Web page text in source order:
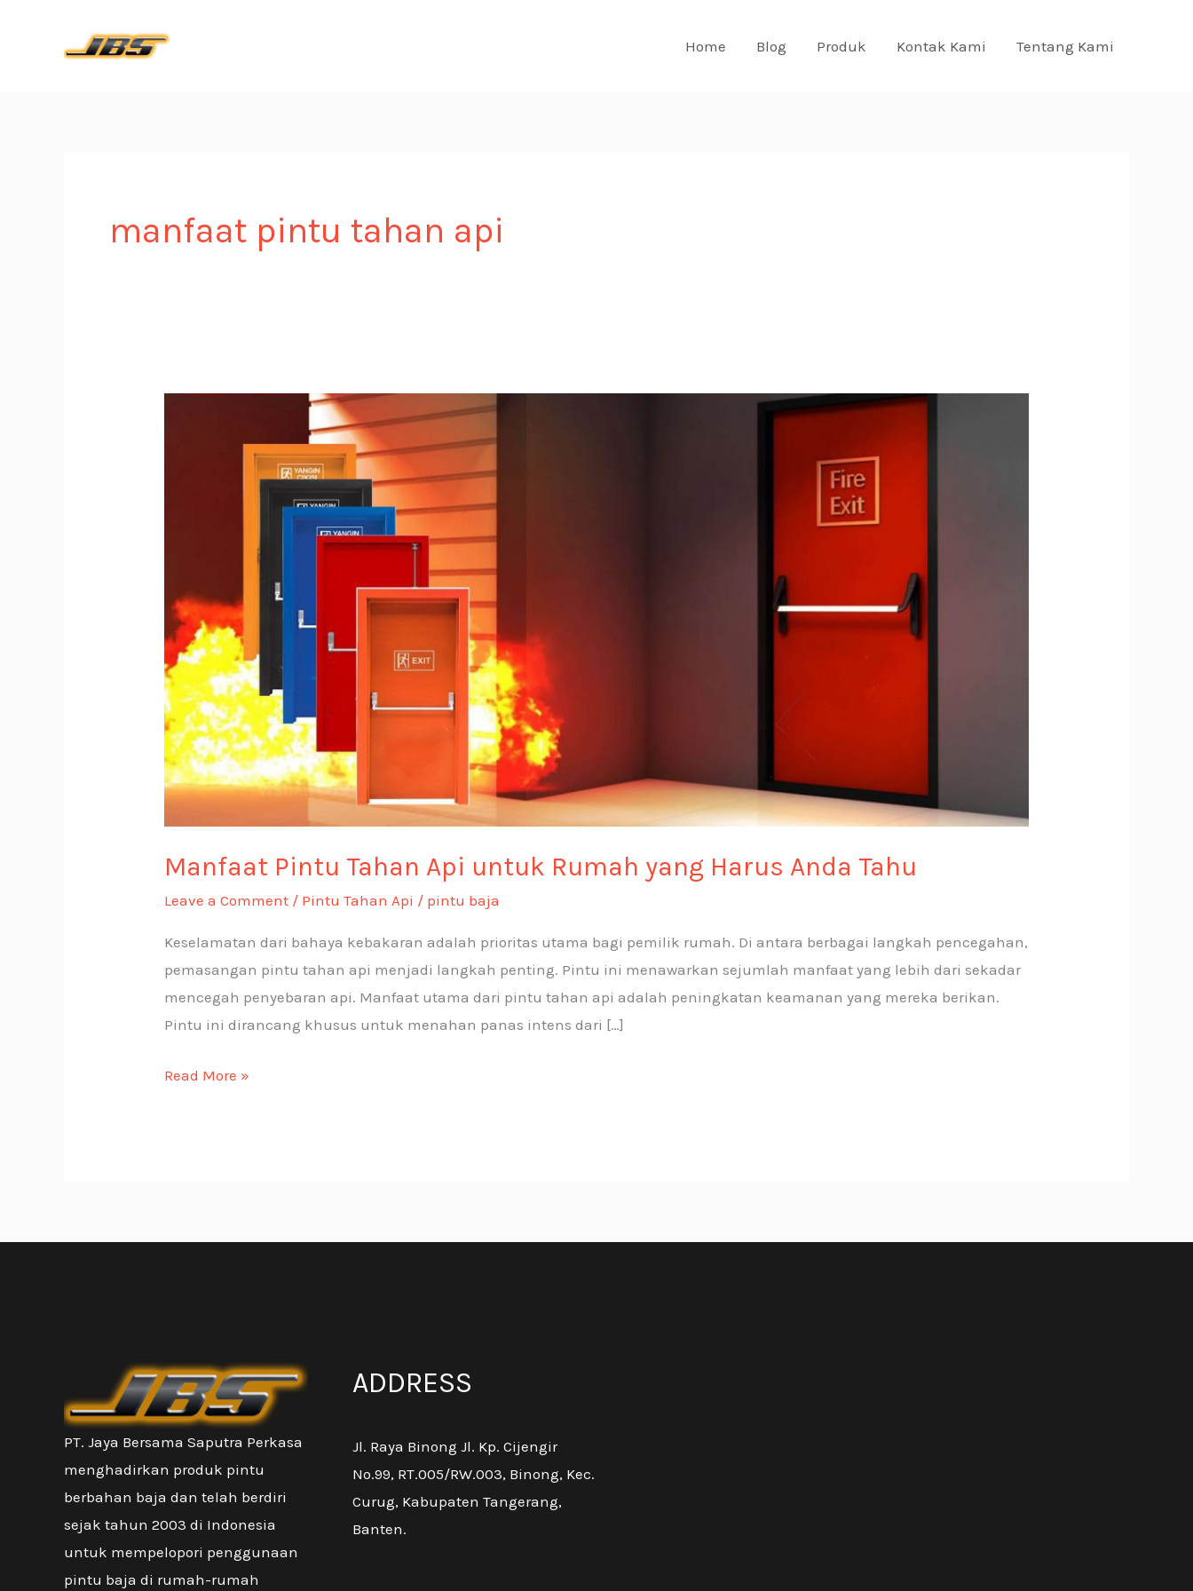
Home Blog Produk Kontak Kami Tentang Kami
manfaat pintu tahan api
Manfaat Pintu Tahan Api untuk Rumah yang Harus Anda Tahu
Leave a Comment / Pintu Tahan Api / pintu baja
Keselamatan dari bahaya kebakaran adalah prioritas utama bagi pemilik rumah. Di antara berbagai langkah pencegahan,
pemasangan pintu tahan api menjadi langkah penting. Pintu ini menawarkan sejumlah manfaat yang lebih dari sekadar
mencegah penyebaran api. Manfaat utama dari pintu tahan api adalah peningkatan keamanan yang mereka berikan.
Pintu ini dirancang khusus untuk menahan panas intens dari […]
Harus
Anda
Tahu
Read More »
PT. Jaya Bersama Saputra Perkasa
menghadirkan produk pintu
berbahan baja dan telah berdiri
sejak tahun 2003 di Indonesia
untuk mempelopori penggunaan
pintu baja di rumah-rumah
ADDRESS
Jl. Raya Binong Jl. Kp. Cijengir
No.99, RT.005/RW.003, Binong, Kec.
Curug, Kabupaten Tangerang,
Banten.